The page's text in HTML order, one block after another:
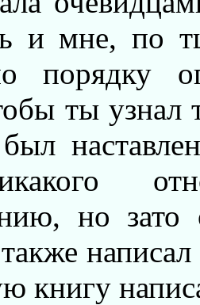
и мне, по
порядку
ты узнал
но
книгу